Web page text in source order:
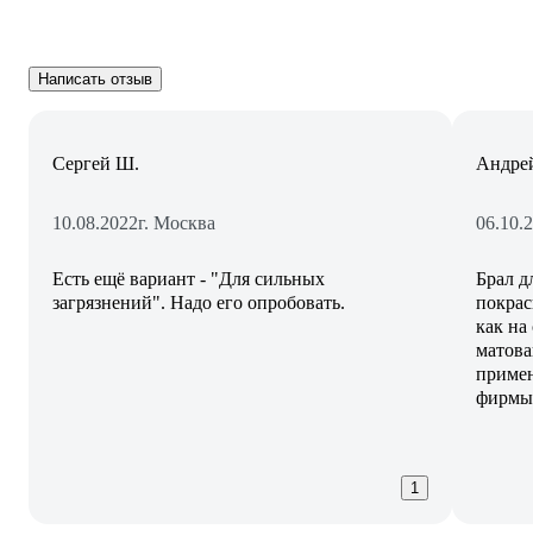
Написать отзыв
Сергей Ш.
10.08.2022г. Москва
Есть ещё вариант - "Для сильных
загрязнений". Надо его опробовать.
1
Брал
как